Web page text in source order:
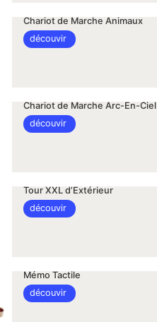
Chariot de Marche Animaux
découvir
Chariot de Marche Arc-En-Ciel
découvir
Tour XXL d’Extérieur
découvir
Mémo Tactile
découvir